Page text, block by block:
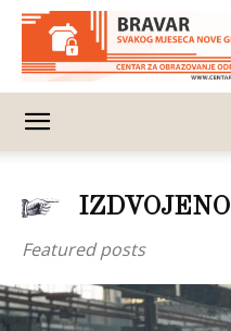
IZDVOJENO
Featured posts